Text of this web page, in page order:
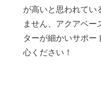
が高いと思われてい
ません、アクアベー
ターが細かいサポー
心ください！